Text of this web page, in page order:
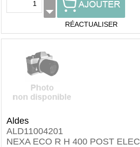
RÉACTUALISER
Aldes
ALD11004201
NEXA ECO R H 400 POST ELEC